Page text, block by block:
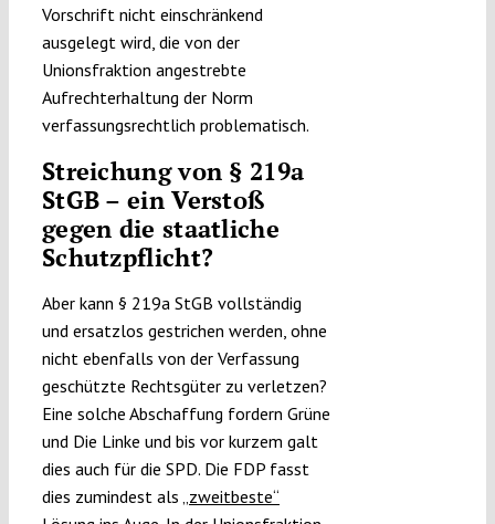
Vorschrift nicht einschränkend
ausgelegt wird, die von der
Unionsfraktion angestrebte
Aufrechterhaltung der Norm
verfassungsrechtlich problematisch.
Streichung von § 219a
StGB – ein Verstoß
gegen die staatliche
Schutzpflicht?
Aber kann § 219a StGB vollständig
und ersatzlos gestrichen werden, ohne
nicht ebenfalls von der Verfassung
geschützte Rechtsgüter zu verletzen?
Eine solche Abschaffung fordern Grüne
und Die Linke und bis vor kurzem galt
dies auch für die SPD. Die FDP fasst
dies zumindest als „zweitbeste“